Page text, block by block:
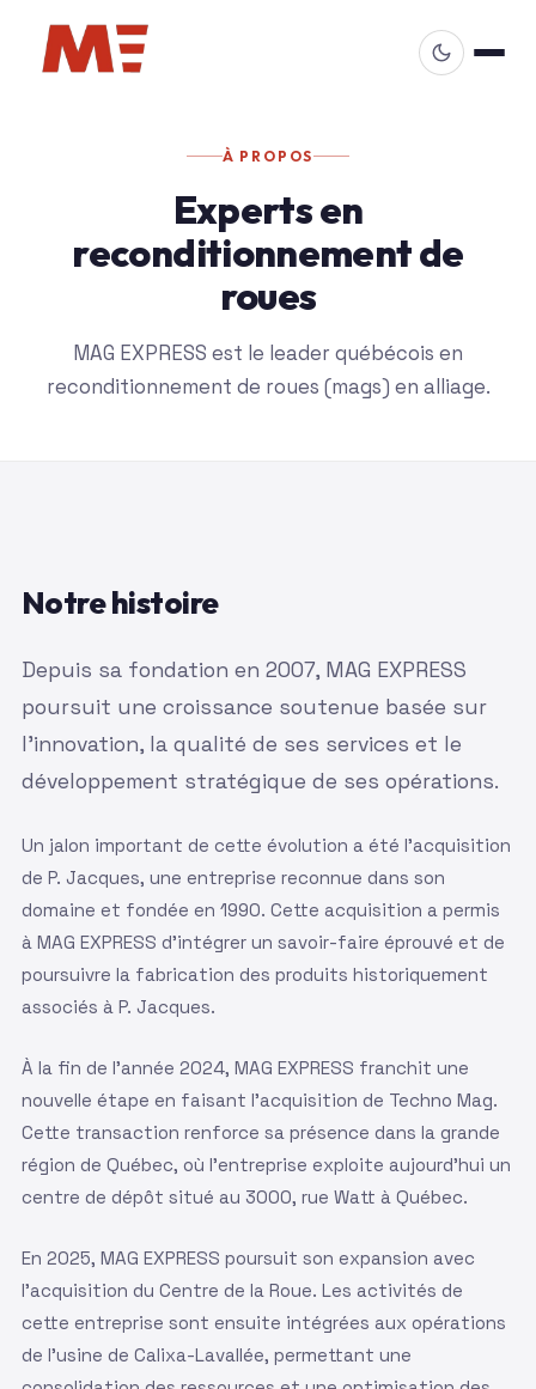
À PROPOS
Experts en
reconditionnement de
roues
MAG EXPRESS est le leader québécois en
reconditionnement de roues (mags) en alliage.
Notre histoire
Depuis sa fondation en 2007, MAG EXPRESS
poursuit une croissance soutenue basée sur
l'innovation, la qualité de ses services et le
développement stratégique de ses opérations.
Un jalon important de cette évolution a été l'acquisition
de P. Jacques, une entreprise reconnue dans son
domaine et fondée en 1990. Cette acquisition a permis
à MAG EXPRESS d'intégrer un savoir-faire éprouvé et de
poursuivre la fabrication des produits historiquement
associés à P. Jacques.
À la fin de l'année 2024, MAG EXPRESS franchit une
nouvelle étape en faisant l'acquisition de Techno Mag.
Cette transaction renforce sa présence dans la grande
région de Québec, où l'entreprise exploite aujourd'hui un
centre de dépôt situé au 3000, rue Watt à Québec.
En 2025, MAG EXPRESS poursuit son expansion avec
l'acquisition du Centre de la Roue. Les activités de
cette entreprise sont ensuite intégrées aux opérations
de l'usine de Calixa-Lavallée, permettant une